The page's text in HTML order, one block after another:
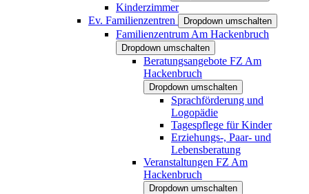
Kinderzimmer
Ev. Familienzentren
Dropdown umschalten
Familienzentrum Am Hackenbruch
Dropdown umschalten
Beratungsangebote FZ Am
Hackenbruch
Dropdown umschalten
Sprachförderung und
Logopädie
Tagespflege für Kinder
Erziehungs-, Paar- und
Lebensberatung
Veranstaltungen FZ Am
Hackenbruch
Dropdown umschalten